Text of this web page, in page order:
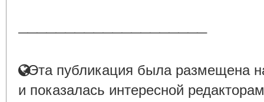
Эта публикация была размещена
и показалась интересной